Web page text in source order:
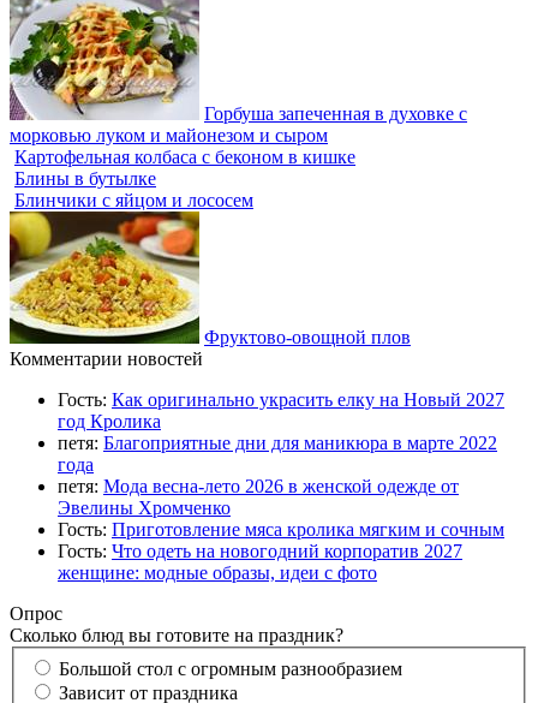
Горбуша запеченная в духовке с
морковью луком и майонезом и сыром
Картофельная колбаса с беконом в кишке
Блины в бутылке
Блинчики с яйцом и лососем
Фруктово-овощной плов
Комментарии новостей
Гость: Как оригинально украсить елку на Новый 2027
год Кролика
петя: Благоприятные дни для маникюра в марте 2022
года
петя: Мода весна-лето 2026 в женской одежде от
Эвелины Хромченко
Гость: Приготовление мяса кролика мягким и сочным
Гость: Что одеть на новогодний корпоратив 2027
женщине: модные образы, идеи с фото
Опрос
Сколько блюд вы готовите на праздник?
Большой стол с огромным разнообразием
Зависит от праздника